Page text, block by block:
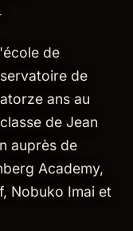
de
de
ans au
de Jean
auprès de
Academy,
Nobuko Imai et